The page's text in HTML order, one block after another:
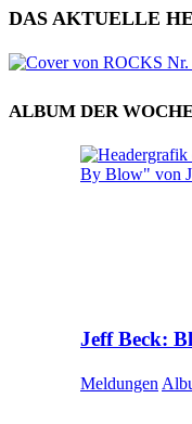
DAS AKTUELLE
ALBUM DER
Jeff Beck:
Meldungen